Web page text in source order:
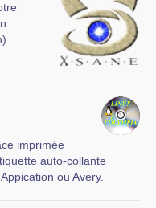
imprimée
auto-collante
ou Avery.